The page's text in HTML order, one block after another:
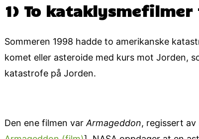
1) To kataklysmefilmer
Sommeren 1998 hadde to amerikanske
komet eller asteroide med kurs mot Jorden,
katastrofe på Jorden.
Den ene filmen var Armageddon, regissert av